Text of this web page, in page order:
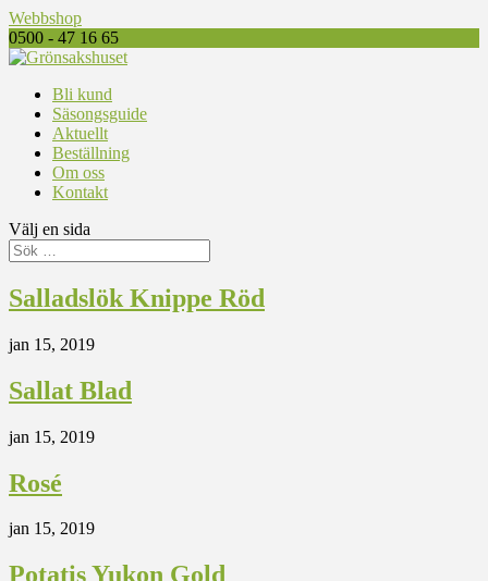
Webbshop
0500 - 47 16 65
Bli kund
Säsongsguide
Aktuellt
Beställning
Om oss
Kontakt
Välj en sida
Salladslök Knippe Röd
jan 15, 2019
Sallat Blad
jan 15, 2019
Rosé
jan 15, 2019
Potatis Yukon Gold